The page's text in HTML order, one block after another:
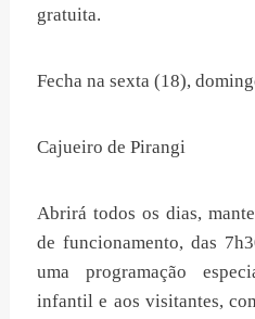
gratuita.
Fecha na sexta (18),
Cajueiro de Pirangi
Abrirá todos os dias,
de funcionamento, das
uma programação
infantil e aos visitantes,